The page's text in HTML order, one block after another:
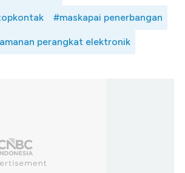
#maskapai penerbangan
perangkat elektronik